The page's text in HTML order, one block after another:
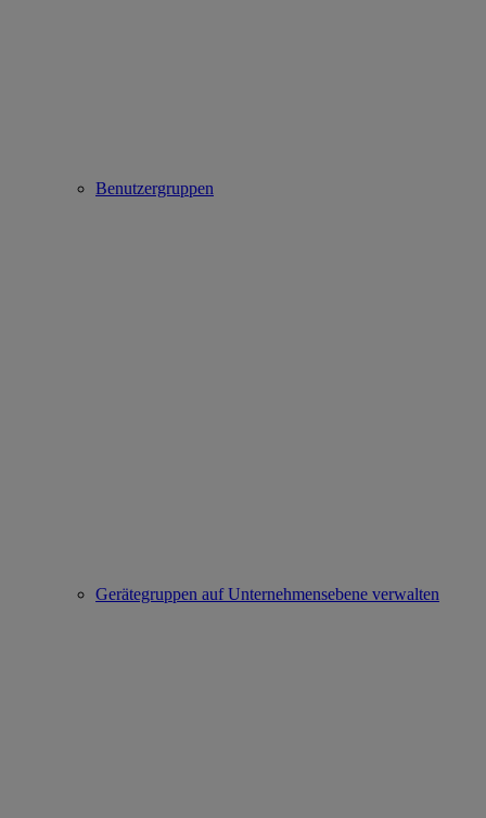
Benutzergruppen
Gerätegruppen auf Unternehmensebene verwalten